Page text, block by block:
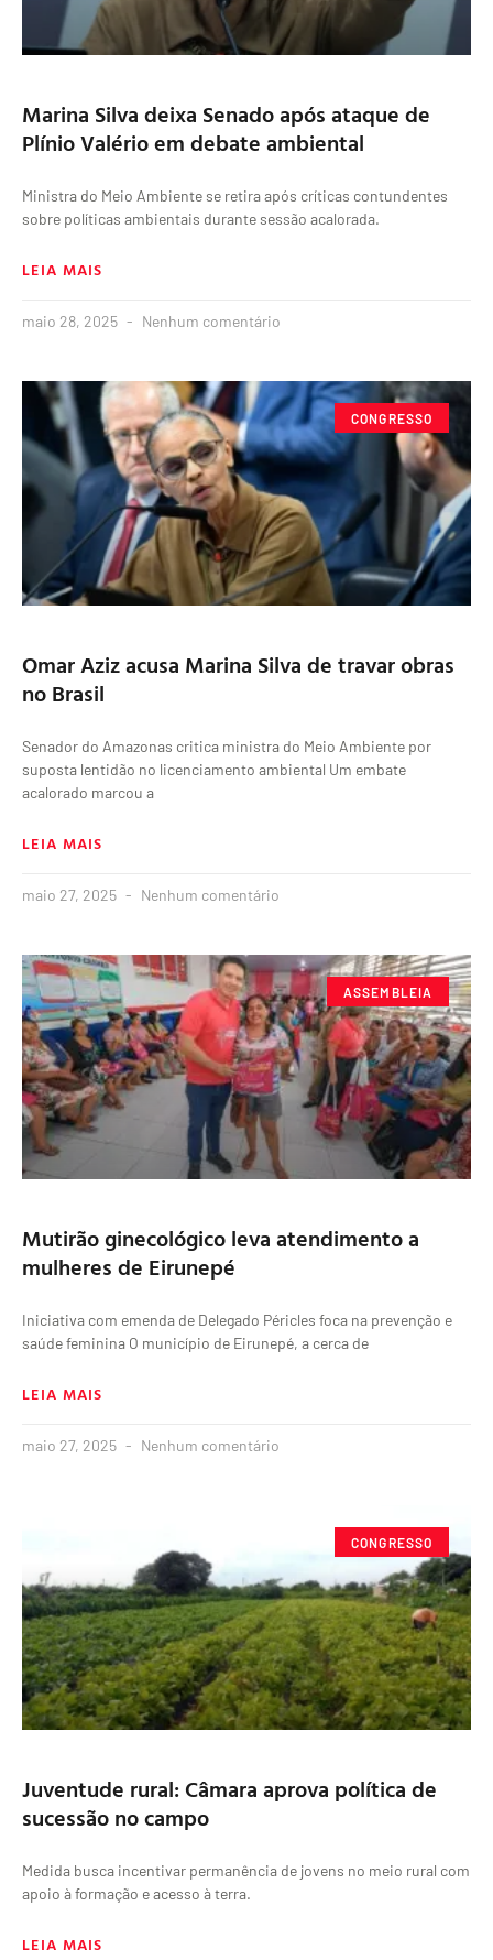
Marina Silva deixa Senado após ataque de
Plínio Valério em debate ambiental
Ministra do Meio Ambiente se retira após críticas contundentes
sobre políticas ambientais durante sessão acalorada.
LEIA MAIS
maio 28, 2025 Nenhum comentário
CONGRESSO
Omar Aziz acusa Marina Silva de travar obras
no Brasil
Senador do Amazonas critica ministra do Meio Ambiente por
suposta lentidão no licenciamento ambiental Um embate
acalorado marcou a
LEIA MAIS
maio 27, 2025 Nenhum comentário
ASSEMBLEIA
Mutirão ginecológico leva atendimento a
mulheres de Eirunepé
Iniciativa com emenda de Delegado Péricles foca na prevenção e
saúde feminina O município de Eirunepé, a cerca de
LEIA MAIS
maio 27, 2025 Nenhum comentário
CONGRESSO
Juventude rural: Câmara aprova política de
sucessão no campo
Medida busca incentivar permanência de jovens no meio rural com
apoio à formação e acesso à terra.
LEIA MAIS